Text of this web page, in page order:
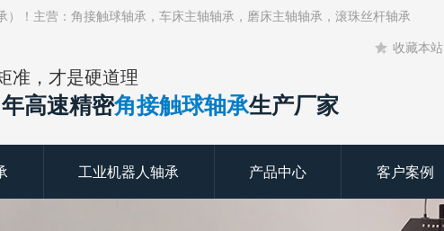
！主营：角接触球轴承，车床主轴轴承，磨床主轴轴承，滚珠丝杆轴承
收藏本站
准，才是硬道理
高速精密角接触球轴承生产厂家
工业机器人轴承 产品中心 客户案例